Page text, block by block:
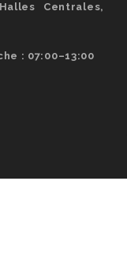
Centrales,
: 07:00–13:00